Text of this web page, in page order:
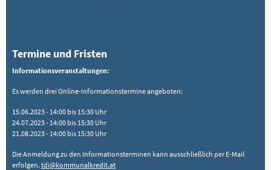
Termine und Fristen
Informationsveranstaltungen:
Es werden drei Online-Informationstermine angeboten:
15.06.2023 - 14:00 bis 15:30 Uhr
24.07.2023 - 14:00 bis 15:30 Uhr
21.08.2023 - 14:00 bis 15:30 Uhr
Die Anmeldung zu den Informationsterminen kann ausschließlich per E-Mail
erfolgen. tdi@kommunalkredit.at